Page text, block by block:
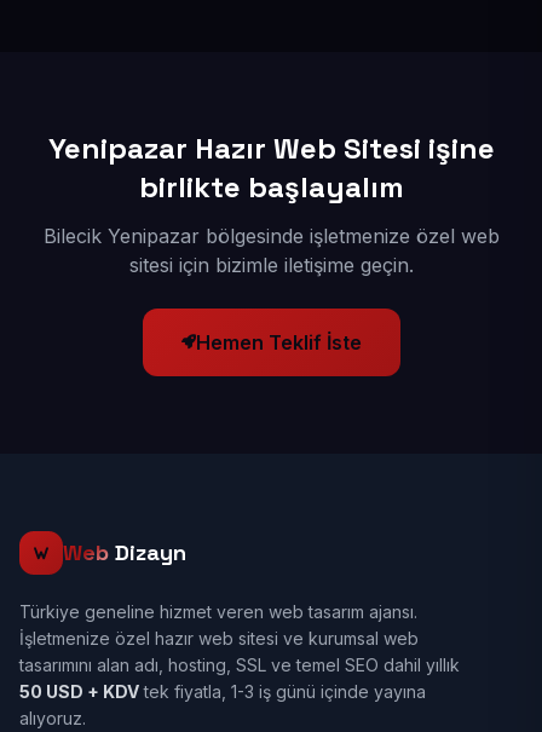
Yenipazar Hazır Web Sitesi işine
birlikte başlayalım
Bilecik Yenipazar bölgesinde işletmenize özel web
sitesi için bizimle iletişime geçin.
Hemen Teklif İste
Web Dizayn
Türkiye geneline hizmet veren web tasarım ajansı.
İşletmenize özel hazır web sitesi ve kurumsal web
tasarımını alan adı, hosting, SSL ve temel SEO dahil yıllık
50 USD + KDVtek fiyatla, 1-3 iş günü içinde yayına
alıyoruz.